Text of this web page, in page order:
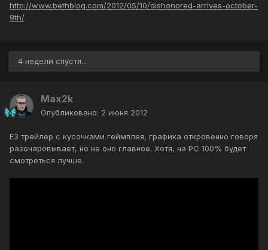
http://www.bethblog.com/2012/05/10/dishonored-arrives-october-
9th/
4 недели спустя...
Max2k
Опубликовано: 2 июня 2012
E3 трейлер с кусочками геймплея, графика откровенно говоря
разочаровывает, но не оно главное. Хотя, на PC 100% будет
смотреться лучше.